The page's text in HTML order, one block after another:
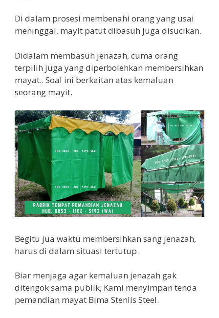
Di dalam prosesi membenahi orang yang usai
meninggal, mayit patut dibasuh juga disucikan.
Didalam membasuh jenazah, cuma orang
terpilih juga yang diperbolehkan membersihkan
mayat.. Soal ini berkaitan atas kemaluan
seorang mayit.
Begitu jua waktu membersihkan sang jenazah,
harus di dalam situasi tertutup.
Biar menjaga agar kemaluan jenazah gak
ditengok sama publik, Kami menyimpan tenda
pemandian mayat Bima Stenlis Steel.